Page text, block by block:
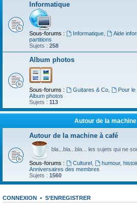
Informatique
Sous-forums : Informatique, Aide
partitions
Sujets : 258
Album photos
Sous-forums : Guitares & Co, Pour
Album photos
Sujets : 113
Autour de la
Autour de la machine à café
bla...bla...bla... les sujets qui ne
Sous-forums : Culturel, humour,
Anniversaires des membres
Sujets : 1560
CONNEXION • S’ENREGISTRER